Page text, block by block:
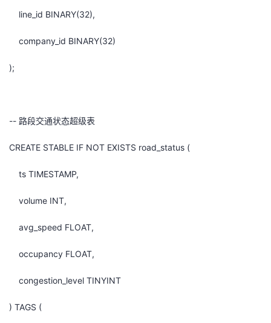
line_id BINARY(32),
company_id BINARY(32)
);
-- 路段交通状态超级表
CREATE STABLE IF NOT EXISTS road_status (
ts TIMESTAMP,
volume INT,
avg_speed FLOAT,
occupancy FLOAT,
congestion_level TINYINT
) TAGS (